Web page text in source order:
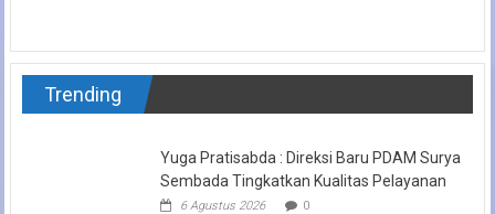
Trending
Yuga Pratisabda : Direksi Baru PDAM Surya
Sembada Tingkatkan Kualitas Pelayanan
6 Agustus 2026 0